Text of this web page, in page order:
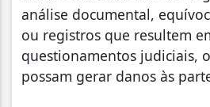
análise documental,
ou registros que resultem
questionamentos judiciais,
possam gerar danos às